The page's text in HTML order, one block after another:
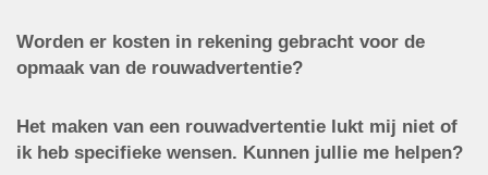
Worden er kosten in rekening gebracht voor de
opmaak van de rouwadvertentie?
Het maken van een rouwadvertentie lukt mij niet of
ik heb specifieke wensen. Kunnen jullie me helpen?